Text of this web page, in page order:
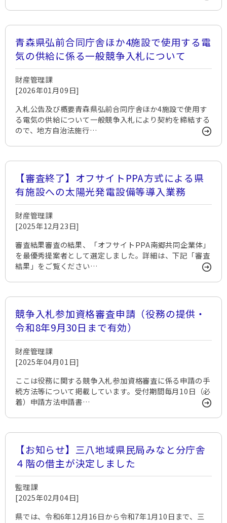
青森県弘前合同庁舎ほか4施設で使用する電
気の供給に係る一般競争入札について
財産管理課
[2026年01月09日]
入札公告及び概要青森県弘前合同庁舎ほか4施設で使用す
る電気の供給について一般競争入札により契約を締結する
ので、地方自治法施行…
【審査終了】オフサイトPPA方式による県
有施設への太陽光発電設備等導入業務
財産管理課
[2025年12月23日]
審査結果審査の結果、「オフサイトPPA南郷共同企業体」
を最優秀提案者として選定しました。詳細は、下記「審査
結果」をご覧ください…
競争入札参加資格審査申請（役務の提供・
令和8年9月30日まで有効）
財産管理課
[2025年04月01日]
ここは役務に関する競争入札参加資格審査に係る申請の手
続方法等について掲載しています。受付期間毎月10日（必
着）申請方法申請書…
【お知らせ】三八地域県民局みなと分庁舎
４階の借主が決定しました
監理課
[2025年02月04日]
県では、令和6年12月16日から令和7年1月10日まで、三